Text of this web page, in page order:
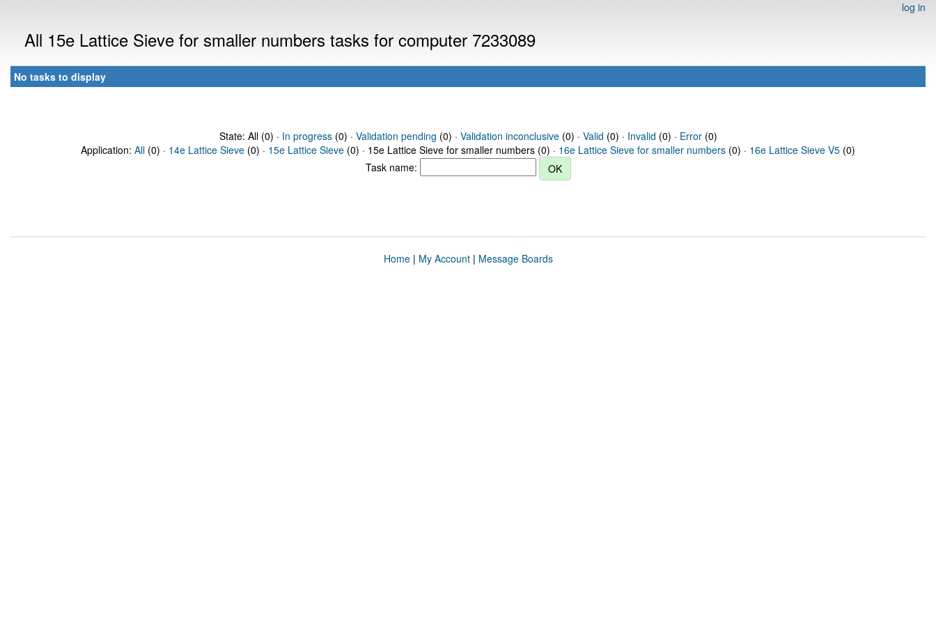
log in
All 15e Lattice Sieve for smaller numbers tasks for computer 7233089
No tasks to display
State: All (0) · In progress(0) · Validation pending (0) · Validation inconclusive(0) · Valid (0) · Invalid (0) · Error(0)
Application: All (0) · 14e Lattice Sieve (0) · 15e Lattice Sieve (0) · 15e Lattice Sieve for smaller numbers (0) · 16e Lattice Sieve for smaller numbers (0) · 16e Lattice Sieve V5 (0)
Task name:
Home| My Account| Message Boards